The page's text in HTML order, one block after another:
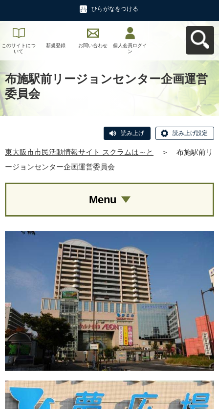
ひらがなをつける
このサイトにつ
いて
新規登録 お問い合わせ
個人会員ログイ
ン
布施駅前リージョンセンター企画運営
委員会
読み上げ 読み上げ設定
東大阪市市民活動情報サイト スクラムは～と ＞
布施駅前リ
ージョンセンター企画運営委員会
Menu